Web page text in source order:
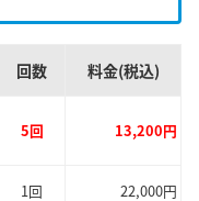
回数 料金(税込)
5回 13,200円
1回 22,000円